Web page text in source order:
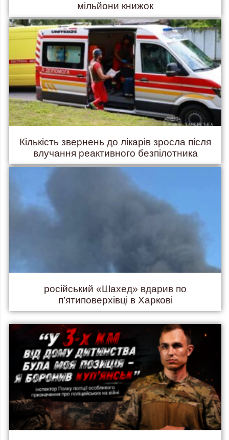
мільйони книжок
Кількість звернень до лікарів зросла після
влучання реактивного безпілотника
російський «Шахед» вдарив по
п’ятиповерхівці в Харкові